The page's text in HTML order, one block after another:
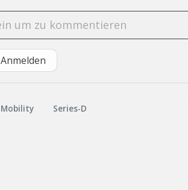
Anmelden
Mobility Series-D